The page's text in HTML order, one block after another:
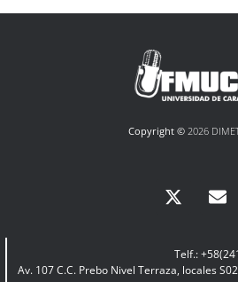
Copyright © 2026
Telf.:
Av. 107 C.C. Prebo Nivel Terraza, locales